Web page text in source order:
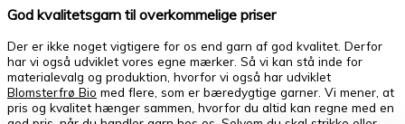
God kvalitetsgarn til overkommelige priser
Der er ikke noget vigtigere for os end garn af god kvalitet. Derfor
har vi også udviklet vores egne mærker. Så vi kan stå inde for
materialevalg og produktion, hvorfor vi også har udviklet
Blomsterfrø Bio med flere, som er bæredygtige garner. Vi mener, at
pris og kvalitet hænger sammen, hvorfor du altid kan regne med en